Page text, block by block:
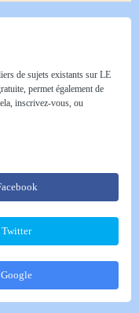
de sujets existants sur LE
permet également de
inscrivez-vous, ou
Twitter
Google